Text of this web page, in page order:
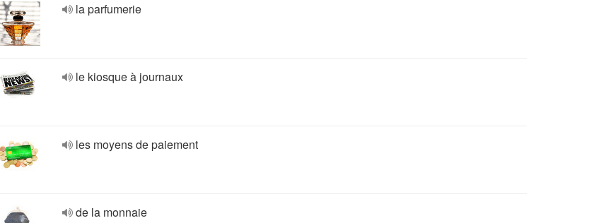
la parfumerie
le kiosque à journaux
les moyens de paiement
de la monnaie